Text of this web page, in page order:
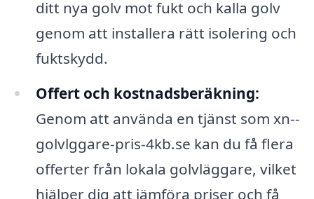
ditt nya golv mot fukt och kalla golv
genom att installera rätt isolering och
fuktskydd.
Offert och kostnadsberäkning:
Genom att använda en tjänst som xn--
golvlggare-pris-4kb.se kan du få flera
offerter från lokala golvläggare, vilket
hjälper dig att jämföra priser och få